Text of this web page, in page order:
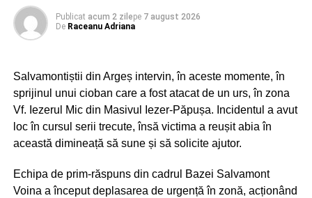
Publicat acum 2 zilepe 7 august 2026
De Raceanu Adriana
Salvamontiștii din Argeș intervin, în aceste momente, în
sprijinul unui cioban care a fost atacat de un urs, în zona
Vf. Iezerul Mic din Masivul Iezer-Păpușa. Incidentul a avut
loc în cursul serii trecute, însă victima a reușit abia în
această dimineață să sune și să solicite ajutor.
Echipa de prim-răspuns din cadrul Bazei Salvamont
Voina a început deplasarea de urgență în zonă, acționând